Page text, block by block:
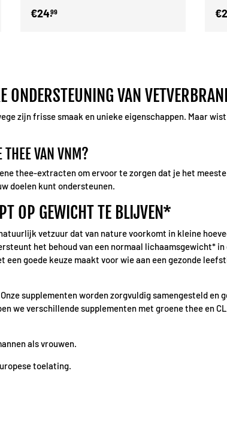
€24.99
ONDERSTEUNING VAN
zijn frisse smaak en unieke eigenschappen. Maar
THEE VAN VNM?
thee-extracten om ervoor te zorgen dat je het
doelen kunt ondersteunen.
OP GEWICHT TE BLIJVEN*
vetzuur dat van nature voorkomt in kleine
het behoud van een normaal
goede keuze maakt voor wie aan een gezonde
supplementen worden zorgvuldig samengesteld
we verschillende supplementen met groene thee en
als vrouwen.
toelating.